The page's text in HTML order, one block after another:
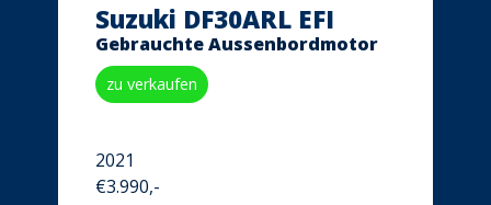
Suzuki DF30ARL EFI
Gebrauchte Aussenbordmotor
zu verkaufen
2021
€3.990,-